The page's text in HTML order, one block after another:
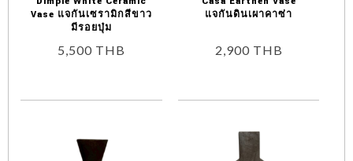
Vase แจกันเซรามิกสีขาว
มีรอยบุ๋ม
5,500 THB
แจกันดินเผาคาซ่า
2,900 THB